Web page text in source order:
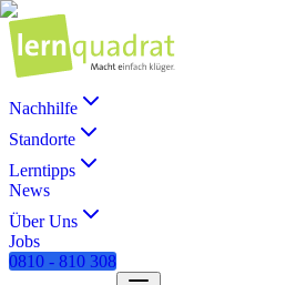
Nachhilfe
Standorte
Lerntipps
News
Über Uns
Jobs
0810 - 810 308